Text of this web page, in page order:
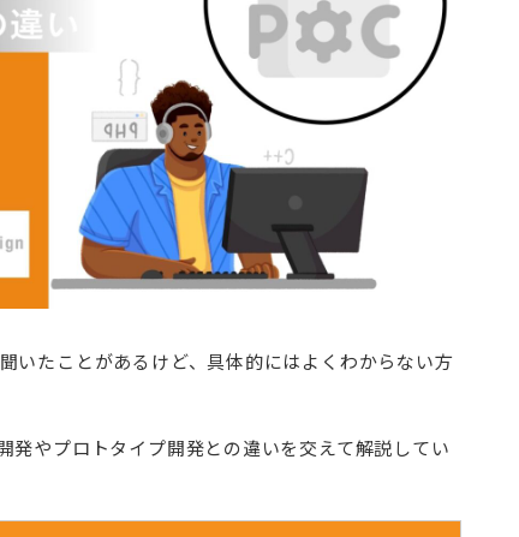
いたことがあるけど、具体的にはよくわからない方
発やプロトタイプ開発との違いを交えて解説してい